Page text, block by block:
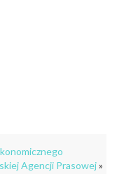
Agencji Prasowej»